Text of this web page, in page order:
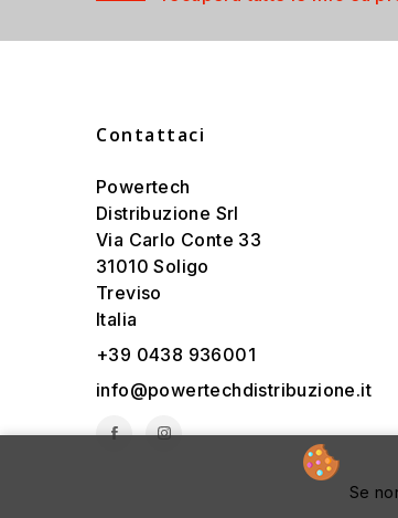
Contattaci
Powertech
Distribuzione Srl
Via Carlo Conte 33
31010 Soligo
Treviso
Italia
+39 0438 936001
info@powertechdistribuzione.it
Se